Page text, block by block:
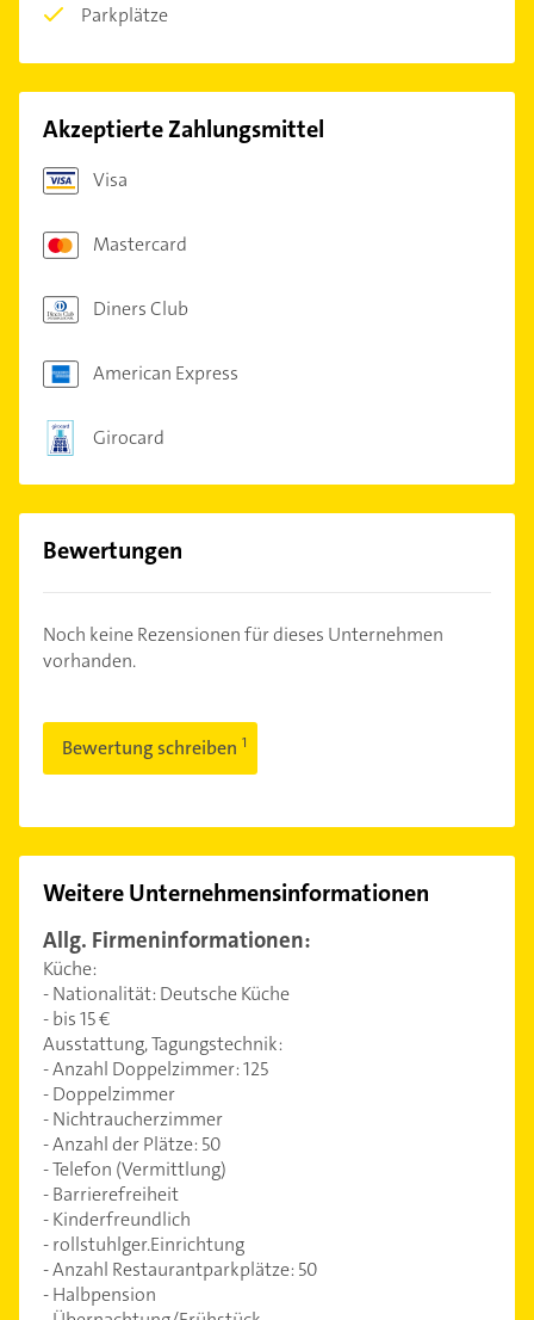
Parkplätze
Akzeptierte Zahlungsmittel
Visa
Mastercard
Diners Club
American Express
Girocard
Bewertungen
Noch keine Rezensionen für dieses Unternehmen
vorhanden.
Bewertung schreiben
Weitere Unternehmensinformationen
Allg. Firmeninformationen:
Küche:
- Nationalität: Deutsche Küche
- bis 15 €
Ausstattung, Tagungstechnik:
- Anzahl Doppelzimmer: 125
- Doppelzimmer
- Nichtraucherzimmer
- Anzahl der Plätze: 50
- Telefon (Vermittlung)
- Barrierefreiheit
- Kinderfreundlich
- rollstuhlger.Einrichtung
- Anzahl Restaurantparkplätze: 50
- Halbpension